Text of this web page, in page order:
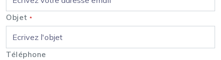
Objet *
Téléphone